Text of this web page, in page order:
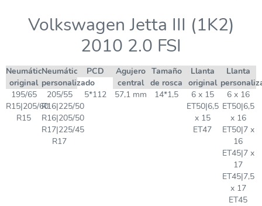
Volkswagen Jetta III (1K2)
2010 2.0 FSI
Neumático
original
Neumático
personalizado
PCD
Agujero
central
Tamaño
de rosca
Llanta
original
Llanta
195/65
R15|205/60
R15
205/55
R16|225/50
R16|205/50
R17|225/45
R17
5*112 57,1 mm 14*1,5
6 x 15
ET50|6,5
x 15
ET47
6 x 16
ET50|6,5
x 16
ET50|7 x
16
ET45|7 x
17
ET45|7,5
x 17
ET45